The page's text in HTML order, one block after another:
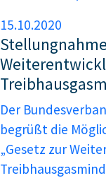
15.10.2020
Der
begrüßt die
„Gesetz zur